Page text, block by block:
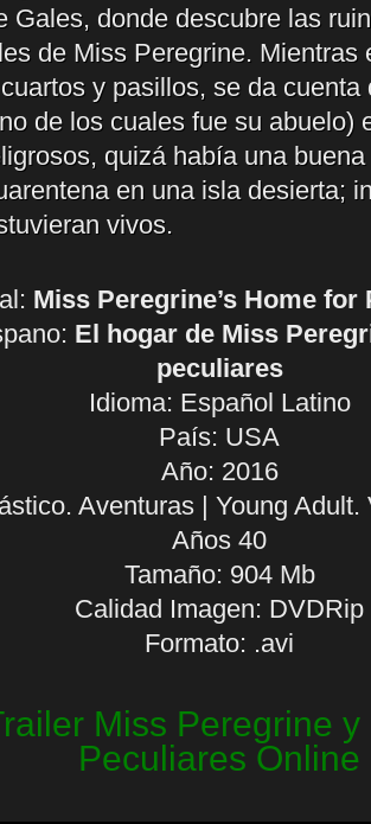
Gales, donde descubre las
de Miss Peregrine. Mientras
y pasillos, se da cuenta
de los cuales fue su abuelo)
quizá había una
en una isla desierta;
vivos.
Miss Peregrine’s Home
El hogar de Miss
peculiares
Idioma: Español Latino
País: USA
Año: 2016
Aventuras | Young
Años 40
Tamaño: 904 Mb
Calidad Imagen: DVDRip
Formato: .avi
Miss Peregrine
Peculiares Online